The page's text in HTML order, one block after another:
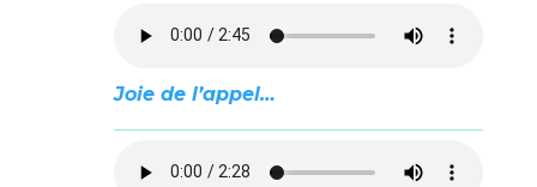
Joie de l’appel…